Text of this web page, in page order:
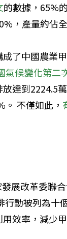
的數據，65%
，產量約佔
了中國農業
氣候變化第二
達到2224.5
不僅如此，
展改革委聯
動被列為十
效率，減少